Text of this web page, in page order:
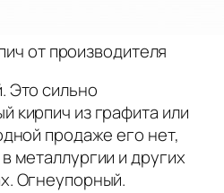
от производителя
Это сильно
кирпич из графита или
продаже его нет,
металлургии и других
Огнеупорный.